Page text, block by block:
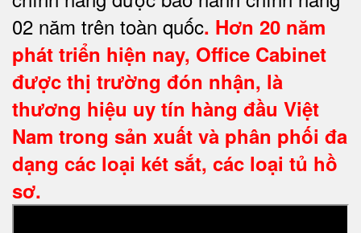
02 năm trên toàn quốc. Hơn 20 năm
phát triển hiện nay, Office Cabinet
được thị trường đón nhận, là
thương hiệu uy tín hàng đầu Việt
Nam trong sản xuất và phân phối đa
dạng các loại két sắt, các loại tủ hồ
sơ.